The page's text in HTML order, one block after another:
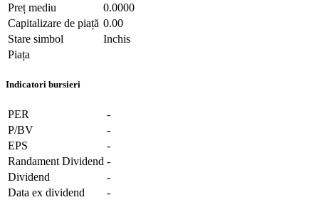
Preț mediu
0.0000
Capitalizare de piață 0.00
Stare simbol
Inchis
Piața
Indicatori bursieri
PER
-
P/BV
-
EPS
-
Randament Dividend -
Dividend
-
Data ex dividend
-